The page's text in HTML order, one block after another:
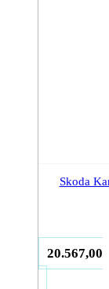
Skoda
20.567,00